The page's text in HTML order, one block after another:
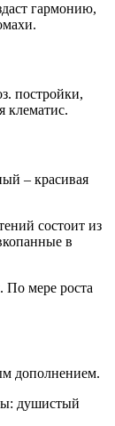
гармонию,
постройки,
клематис.
– красивая
состоит из
в
По мере роста
дополнением.
душистый